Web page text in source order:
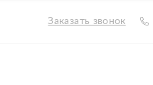
Заказать звонок